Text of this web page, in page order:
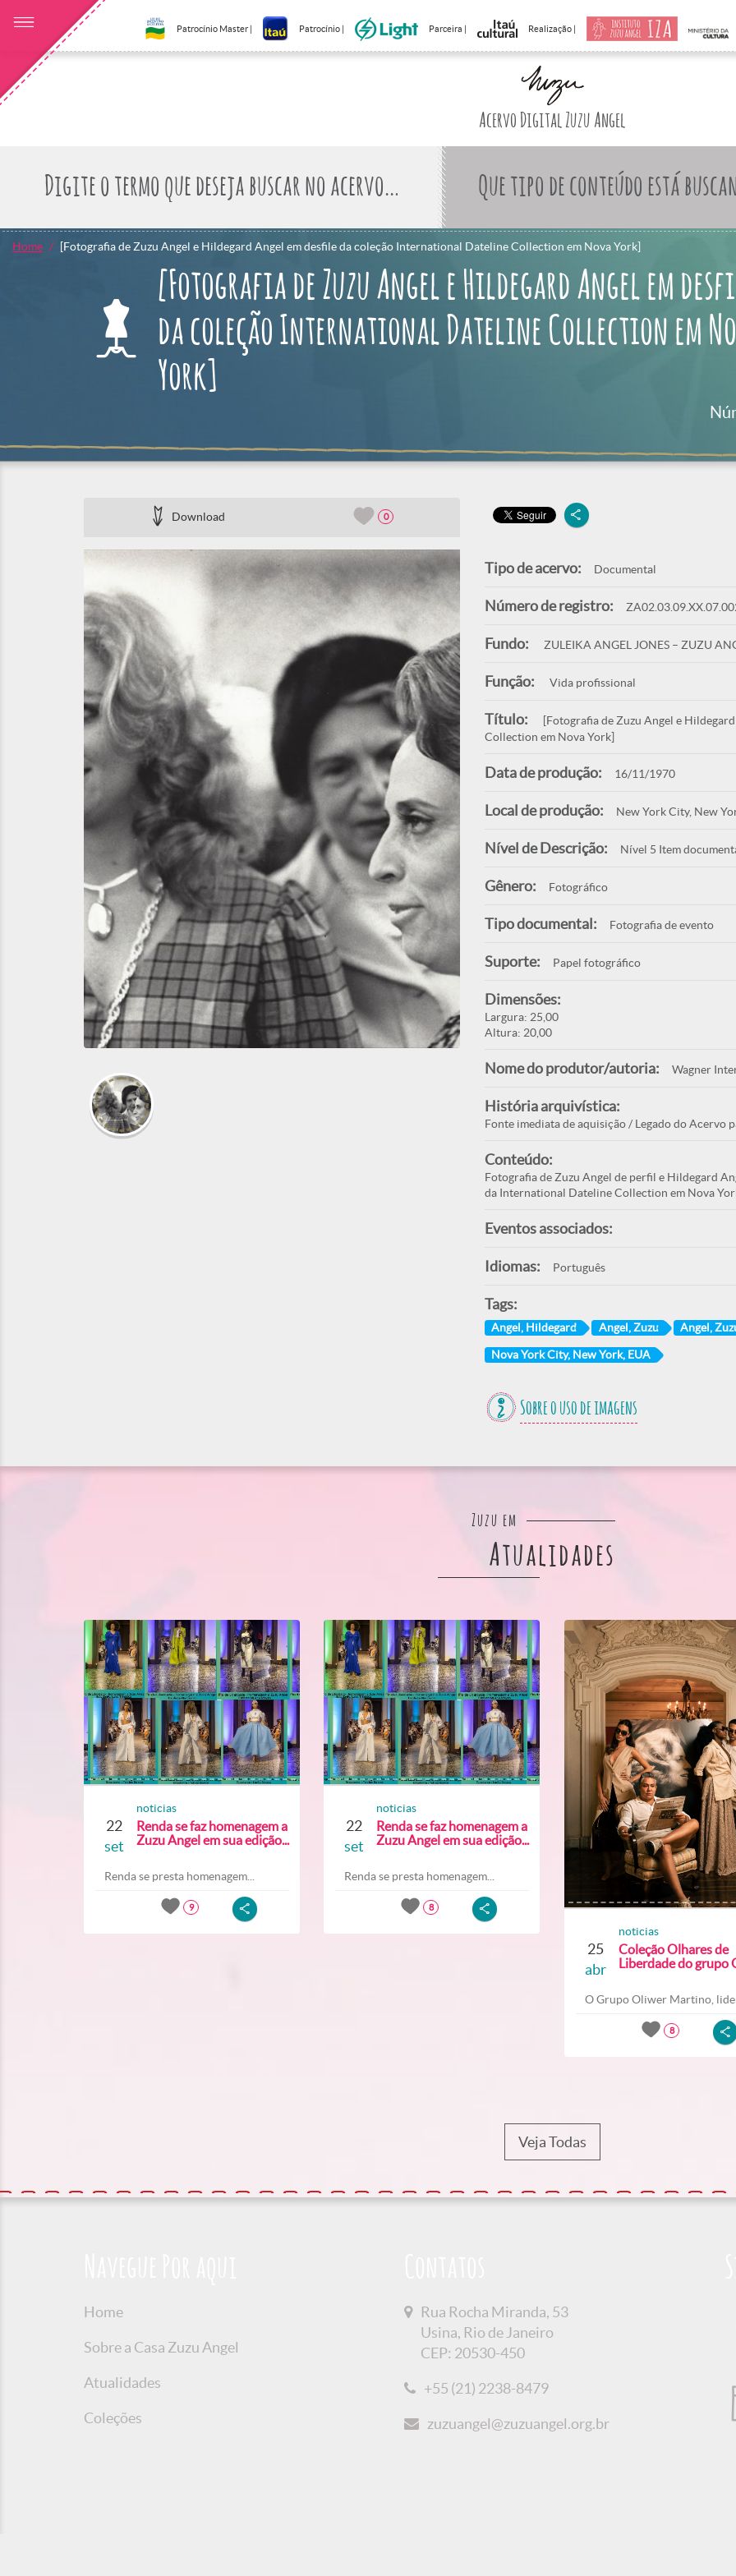
Patrocínio Master | Patrocínio | Parceira | Realização |
Acervo Digital Zuzu Angel
Que tipo de conteúdo está
Home [Fotografia de Zuzu Angel e Hildegard Angel em desfile da coleção International Dateline Collection em Nova York]
[Fotografia de Zuzu Angel e Hildegard Angel em
da coleção International Dateline Collection em
York]
Download 0
Tipo de acervo: Documental
Número de registro:
Fundo: ZULEIKA ANGEL JONES – ZUZU
Função: Vida profissional
Título:
[Fotografia de Zuzu Angel e
Collection em Nova York]
Data de produção: 16/11/1970
Local de produção: New York City, New
Nível de Descrição: Nível 5 Item
Gênero: Fotográfico
Tipo documental: Fotografia de evento
Suporte: Papel fotográfico
Dimensões:
Largura: 25,00
Altura: 20,00
Nome do produtor/autoria: Wagner
História arquivística:
Fonte imediata de aquisição / Legado do Acervo
Conteúdo:
Fotografia de Zuzu Angel de perfil e Hildegard
da International Dateline Collection em Nova
Eventos associados:
Idiomas: Português
Tags:
Angel, Hildegard Angel, Zuzu Angel,
Nova York City, New York, EUA
Sobre o uso de imagens
Zuzu em
Atualidades
22
set
noticias
Renda se faz homenagem a
Zuzu Angel em sua edição...
Renda se presta homenagem...
9
22
set
noticias
Renda se faz homenagem a
Zuzu Angel em sua edição...
Renda se presta homenagem...
8
25
abr
noticias
Coleção Olhares de
Liberdade do grupo
O Grupo Oliwer Martino,
8
Veja Todas
Home
Sobre a Casa Zuzu Angel
Atualidades
Coleções
Rua Rocha Miranda, 53
Usina, Rio de Janeiro
CEP: 20530-450
+55 (21) 2238-8479
zuzuangel@zuzuangel.org.br